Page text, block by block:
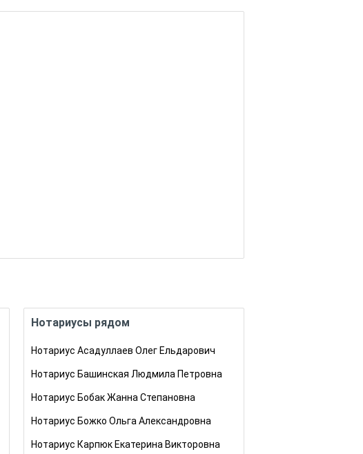
Нотариусы рядом
Нотариус Асадуллаев Олег Ельдарович
Нотариус Башинская Людмила Петровна
Нотариус Бобак Жанна Степановна
Нотариус Божко Ольга Александровна
Нотариус Карпюк Екатерина Викторовна